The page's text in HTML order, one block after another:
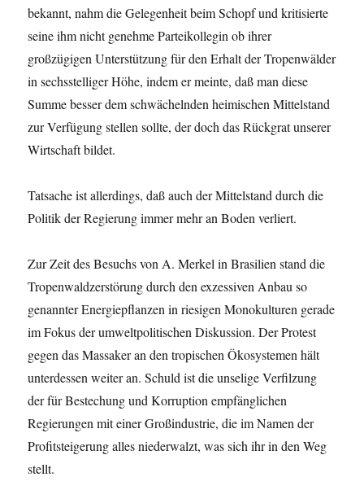
bekannt, nahm die Gelegenheit beim Schopf und kritisierte
seine ihm nicht genehme Parteikollegin ob ihrer
großzügigen Unterstützung für den Erhalt der Tropenwälder
in sechsstelliger Höhe, indem er meinte, daß man diese
Summe besser dem schwächelnden heimischen Mittelstand
zur Verfügung stellen sollte, der doch das Rückgrat unserer
Wirtschaft bildet.
Tatsache ist allerdings, daß auch der Mittelstand durch die
Politik der Regierung immer mehr an Boden verliert.
Zur Zeit des Besuchs von A. Merkel in Brasilien stand die
Tropenwaldzerstörung durch den exzessiven Anbau so
genannter Energiepflanzen in riesigen Monokulturen gerade
im Fokus der umweltpolitischen Diskussion. Der Protest
gegen das Massaker an den tropischen Ökosystemen hält
unterdessen weiter an. Schuld ist die unselige Verfilzung
der für Bestechung und Korruption empfänglichen
Regierungen mit einer Großindustrie, die im Namen der
Profitsteigerung alles niederwalzt, was sich ihr in den Weg
stellt.